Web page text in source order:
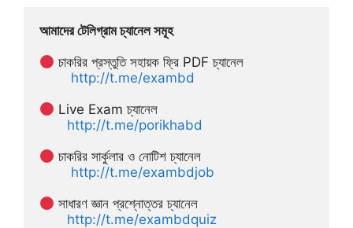
আমাদের টেলিগ্রাম চ্যানেল সমূহ
চাকরির প্রস্তুতি সহায়ক ফ্রি PDF চ্যানেল
http://t.me/exambd
Live Exam চ্যানেল
http://t.me/porikhabd
চাকরির সার্কুলার ও নোটিশ চ্যানেল
http://t.me/exambdjob
সাধারণ জ্ঞান প্রশ্নোত্তর চ্যানেল
http://t.me/exambdquiz